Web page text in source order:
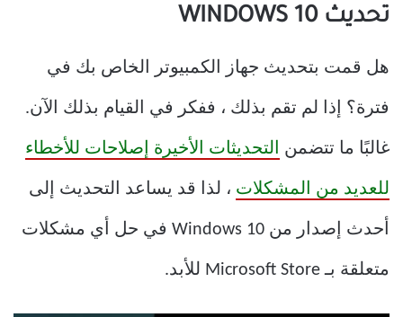
تحديث WINDOWS 10
هل قمت بتحديث جهاز الكمبيوتر الخاص بك في
فترة؟ إذا لم تقم بذلك ، ففكر في القيام بذلك الآن.
غالبًا ما تتضمن التحديثات الأخيرة إصلاحات للأخطاء
للعديد من المشكلات ، لذا قد يساعد التحديث إلى
أحدث إصدار من Windows 10 في حل أي مشكلات
متعلقة بـ Microsoft Store للأبد.